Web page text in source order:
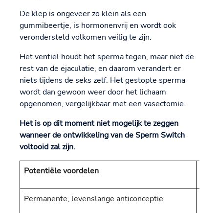
De klep is ongeveer zo klein als een
gummibeertje, is hormonenvrij en wordt ook
verondersteld volkomen veilig te zijn.
Het ventiel houdt het sperma tegen, maar niet de
rest van de ejaculatie, en daarom verandert er
niets tijdens de seks zelf. Het gestopte sperma
wordt dan gewoon weer door het lichaam
opgenomen, vergelijkbaar met een vasectomie.
Het is op dit moment niet mogelijk te zeggen
wanneer de ontwikkeling van de Sperm Switch
voltooid zal zijn.
Potentiële voordelen
Permanente, levenslange anticonceptie